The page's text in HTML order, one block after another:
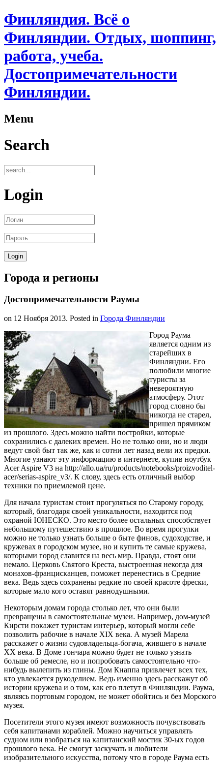
Финляндия. Всё о
Финляндии. Отдых, шоппинг,
работа, учеба.
Достопримечательности
Финляндии.
Menu
Search
Login
Города и регионы
Достопримечательности Раумы
on 12 Ноября 2013. Posted in Города Финляндии
Город Раума
является одним из
старейших в
Финляндии. Его
полюбили многие
туристы за
невероятную
атмосферу. Этот
город словно бы
никогда не старел,
пришел прямиком
из прошлого. Здесь можно найти постройки, которые
сохранились с далеких времен. Но не только они, но и люди
ведут свой быт так же, как и сотни лет назад вели их предки.
Многие узнают эту информацию в интернете, купив ноутбук
Acer Aspire V3 на http://allo.ua/ru/products/notebooks/proizvoditel-
acer/serias-aspire_v3/. К слову, здесь есть отличный выбор
техники по приемлемой цене.
Для начала туристам стоит прогуляться по Старому городу,
который, благодаря своей уникальности, находится под
охраной ЮНЕСКО. Это место более остальных способствует
небольшому путешествию в прошлое. Во время прогулки
можно не только узнать больше о быте финов, судоходстве, и
кружевах в городском музее, но и купить те самые кружева,
которыми город славится на весь мир. Правда, стоят они
немало. Церковь Святого Креста, выстроенная некогда для
монахов-францисканцев, поможет перенестись в Средние
века. Ведь здесь сохранены редкие по своей красоте фрески,
которые мало кого оставят равнодушными.
Некоторым домам города столько лет, что они были
превращены в самостоятельные музеи. Например, дом-музей
Кирсти покажет туристам интерьер, который могли себе
позволить рабочие в начале XIX века. А музей Марела
расскажет о жизни судовладельца-богача, жившего в начале
XX века. В Доме гончара можно будет не только узнать
больше об ремесле, но и попробовать самостоятельно что-
нибудь вылепить из глины. Дом Кнаппа привлечет всех тех,
кто увлекается рукоделием. Ведь именно здесь расскажут об
истории кружева и о том, как его плетут в Финляндии. Раума,
являясь портовым городом, не может обойтись и без Морского
музея.
Посетители этого музея имеют возможность почувствовать
себя капитанами кораблей. Можно научиться управлять
судном или взобраться на капитанский мостик 30-ых годов
прошлого века. Не смогут заскучать и любители
изобразительного искусства, потому что в городе Раума есть